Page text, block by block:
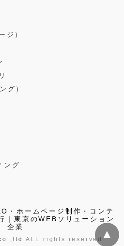
▲
ジ）
グ）
ング
・ホームページ制作・コンテ
｜東京のWEBソリューション
企業
ALL rights reserved.